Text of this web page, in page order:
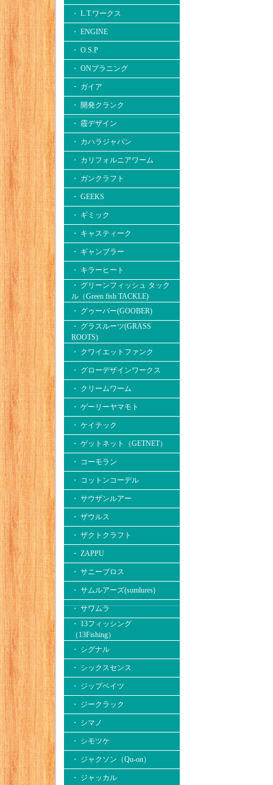
・ L.T.ワークス
・ ENGINE
・ O.S.P
・ ONプラニング
・ ガイア
・ 開発クランク
・ 霞デザイン
・ カハラジャパン
・ カリフォルニアワーム
・ ガンクラフト
・ GEEKS
・ ギミック
・ キャスティーク
・ ギャンブラー
・ キラーヒート
・ グリーンフィッシュ タック
ル（Green fish TACKLE)
・ グゥーバー(GOOBER)
・ グラスルーツ(GRASS
ROOTS)
・ クワイエットファンク
・ グローデザインワークス
・ クリームワーム
・ ゲーリーヤマモト
・ ケイテック
・ ゲットネット（GETNET）
・ コーモラン
・ コットンコーデル
・ サウザンルアー
・ ザウルス
・ ザクトクラフト
・ ZAPPU
・ サニーブロス
・ サムルアーズ(sumlures)
・ サワムラ
・ 13フィッシング
（13Fishing）
・ シグナル
・ シックスセンス
・ ジップベイツ
・ ジークラック
・ シマノ
・ シモツケ
・ ジャクソン（Qu-on）
・ ジャッカル